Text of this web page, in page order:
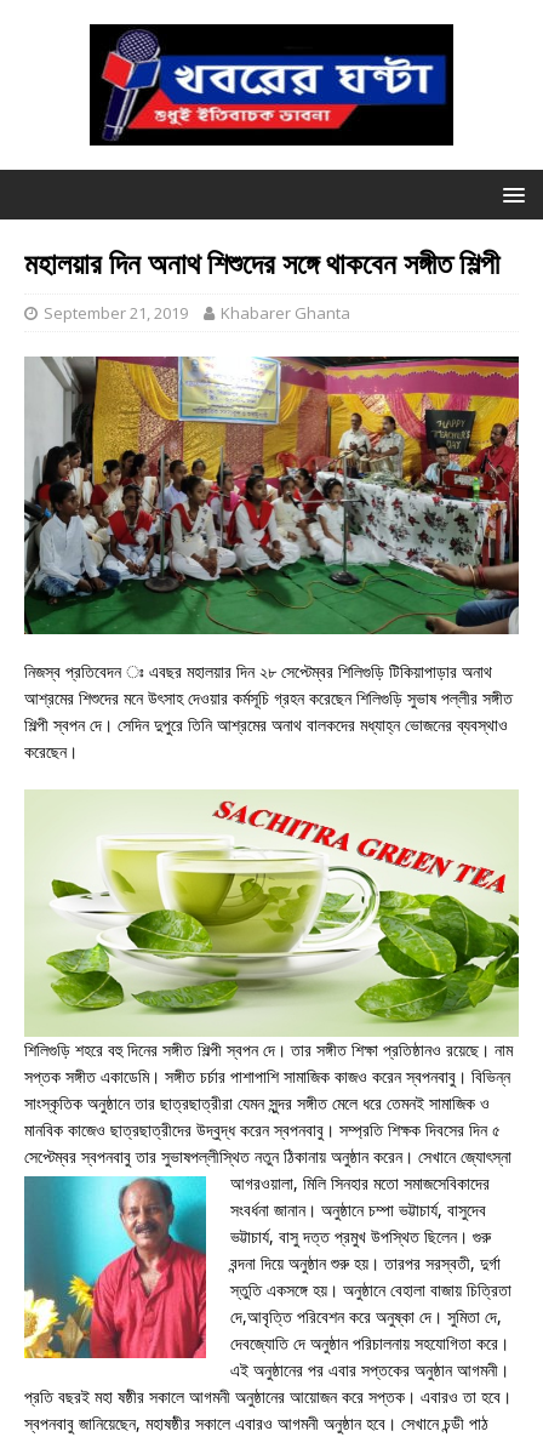
মহালয়ার দিন অনাথ শিশুদের সঙ্গে থাকবেন সঙ্গীত শিল্পী
September 21, 2019 Khabarer Ghanta
নিজস্ব প্রতিবেদন ঃ এবছর মহালয়ার দিন ২৮ সেপ্টেম্বর শিলিগুড়ি টিকিয়াপাড়ার অনাথ
আশ্রমের শিশুদের মনে উৎসাহ দেওয়ার কর্মসূচি গ্রহন করেছেন শিলিগুড়ি সুভাষ পল্লীর সঙ্গীত
শিল্পী স্বপন দে। সেদিন দুপুরে তিনি আশ্রমের অনাথ বালকদের মধ্যাহ্ন ভোজনের ব্যবস্থাও
করেছেন।
শিলিগুড়ি শহরে বহু দিনের সঙ্গীত শিল্পী স্বপন দে। তার সঙ্গীত শিক্ষা প্রতিষ্ঠানও রয়েছে। নাম
সপ্তক সঙ্গীত একাডেমি। সঙ্গীত চর্চার পাশাপাশি সামাজিক কাজও করেন স্বপনবাবু। বিভিন্ন
সাংস্কৃতিক অনুষ্ঠানে তার ছাত্রছাত্রীরা যেমন সুন্দর সঙ্গীত মেলে ধরে তেমনই সামাজিক ও
মানবিক কাজেও ছাত্রছাত্রীদের উদ্বুদ্ধ করেন স্বপনবাবু। সম্প্রতি শিক্ষক দিবসের দিন ৫
সেপ্টেম্বর স্বপনবাবু তার সুভাষপল্লীস্থিত নতুন ঠিকানায় অনুষ্ঠান করেন। সেখানে জ্যোৎস্না
আগরওয়ালা, মিলি সিনহার মতো সমাজসেবিকাদের
সংবর্ধনা জানান। অনুষ্ঠানে চম্পা ভট্টাচার্য, বাসুদেব
ভট্টাচার্য, বাসু দত্ত প্রমুখ উপস্থিত ছিলেন। গুরু
বন্দনা দিয়ে অনুষ্ঠান শুরু হয়। তারপর সরস্বতী, দুর্গা
স্তুতি একসঙ্গে হয়। অনুষ্ঠানে বেহালা বাজায় চিত্রিতা
দে,আবৃত্তি পরিবেশন করে অনুষ্কা দে। সুমিতা দে,
দেবজ্যোতি দে অনুষ্ঠান পরিচালনায় সহযোগিতা করে।
এই অনুষ্ঠানের পর এবার সপ্তকের অনুষ্ঠান আগমনী।
প্রতি বছরই মহা ষষ্ঠীর সকালে আগমনী অনুষ্ঠানের আয়োজন করে সপ্তক। এবারও তা হবে।
স্বপনবাবু জানিয়েছেন, মহাষষ্ঠীর সকালে এবারও আগমনী অনুষ্ঠান হবে। সেখানে চন্ডী পাঠ